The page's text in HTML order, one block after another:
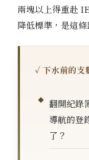
兩塊以上得重赴
降低標準，是這條
✓ 下水前的支
翻開紀錄
導航的登
了？